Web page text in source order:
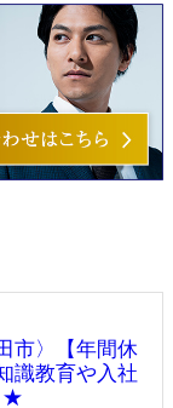
市〉【年間休
識教育や入社
★